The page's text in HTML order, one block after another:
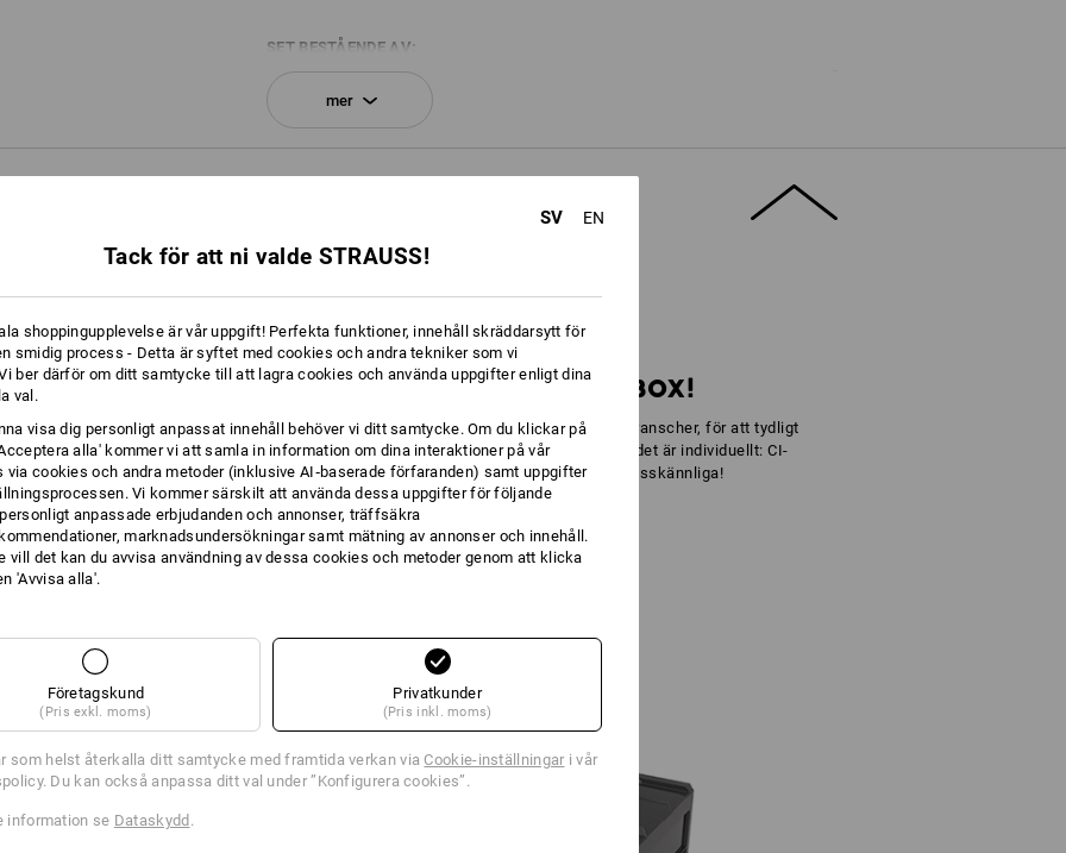
SET BESTÅENDE AV:
STRAUSSbox 145 midi+ N
färg: svart
1xSTRAUSSbox Frontgrepp uni + Lockgrepp
mer
HELT KLART DIN BOX!
Oavsett om det är för att känneteckna olika branscher, för att tydligt
identifiera innehållet eller helt enkelt för att det är individuellt: CI-
STRAUSSboxarna är helt enkelt omisskännliga!
FÖR DIN STIL
och Large är helt neutrala, lås
separat. Med bara några enkla
oskiljaktigt förbundna med
SV EN
Tack för att ni valde STRAUSS!
shoppingupplevelse är vår uppgift! Perfekta funktioner, innehåll skräddarsytt för
smidig process - Detta är syftet med cookies och andra tekniker som vi
ber därför om ditt samtycke till att lagra cookies och använda uppgifter enligt dina
val.
visa dig personligt anpassat innehåll behöver vi ditt samtycke. Om du klickar på
alla' kommer vi att samla in information om dina interaktioner på vår
via cookies och andra metoder (inklusive AI‑baserade förfaranden) samt uppgifter
Vi kommer särskilt att använda dessa uppgifter för följande
anpassade erbjudanden och annonser, träffsäkra
marknadsundersökningar samt mätning av annonser och innehåll.
vill det kan du avvisa användning av dessa cookies och metoder genom att klicka
'Avvisa alla'.
Företagskund
(Pris exkl. moms)
Privatkunder
(Pris inkl. moms)
som helst återkalla ditt samtycke med framtida verkan viaCookie-inställningar i vår
Du kan också anpassa ditt val under ”Konfigurera cookies”.
information se Dataskydd.